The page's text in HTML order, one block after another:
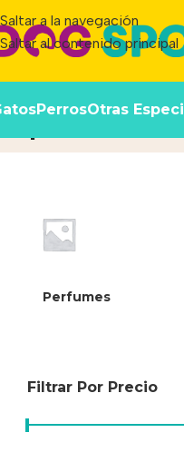
Saltar a la navegación
Saltar al contenido principal
PerrosOtras
Perfumes
Filtrar Por Precio